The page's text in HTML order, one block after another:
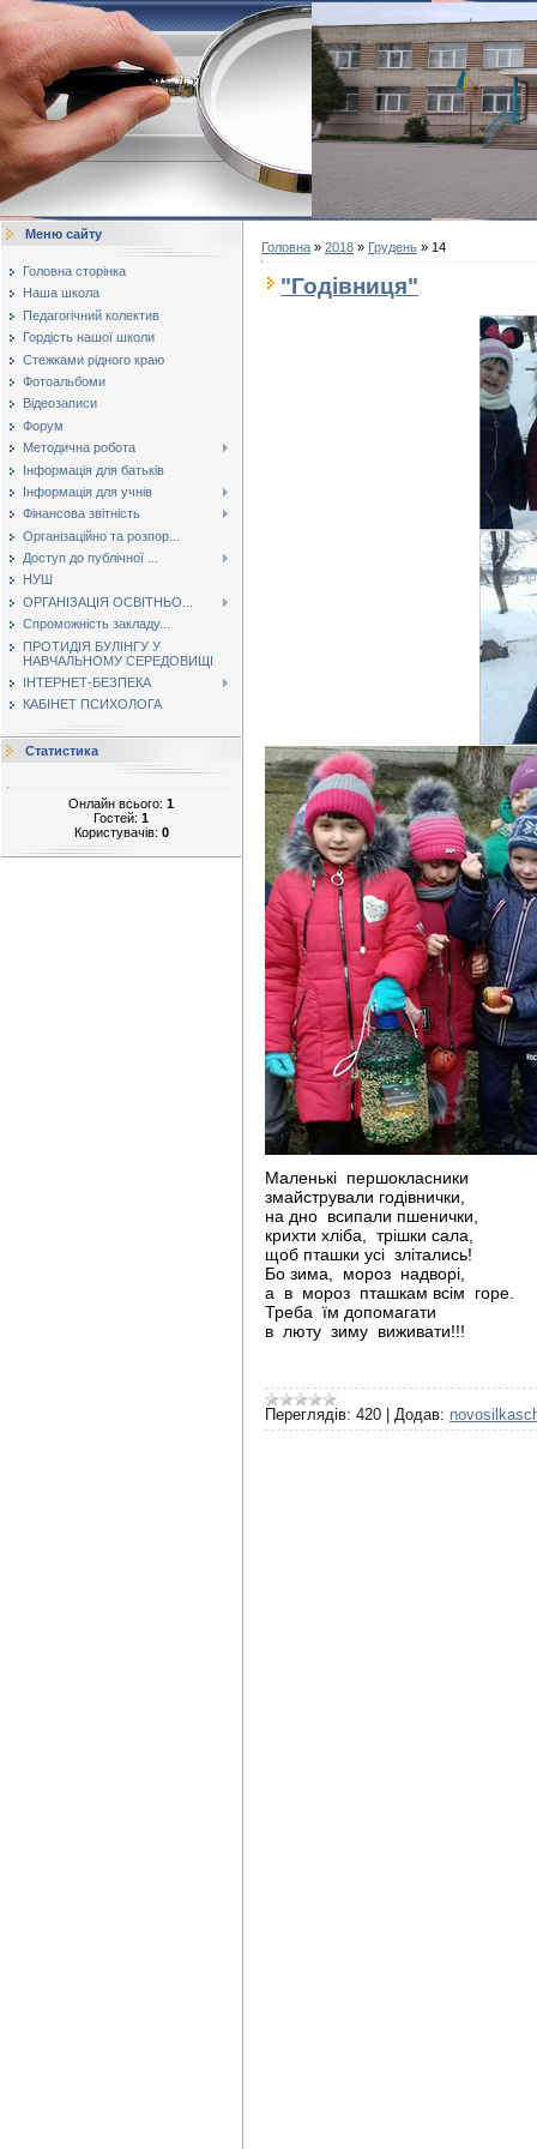
Меню сайту
Головна сторінка
Наша школа
Педагогічний колектив
Гордість нашої школи
Стежками рідного краю
Фотоальбоми
Відеозаписи
Форум
Методична робота
Інформація для батьків
Інформація для учнів
Фінансова звітність
Організаційно та розпор...
Доступ до публічної ...
НУШ
ОРГАНІЗАЦІЯ ОСВІТНЬО...
Спроможність закладу...
ПРОТИДІЯ БУЛІНГУ У
НАВЧАЛЬНОМУ СЕРЕДОВИЩІ
ІНТЕРНЕТ-БЕЗПЕКА
КАБІНЕТ ПСИХОЛОГА
Статистика
Онлайн всього: 1
Гостей: 1
Користувачів: 0
Головна » 2018 » Грудень » 14
"Годівниця"
Маленькі першокласники
змайстрували годівнички,
на дно всипали пшенички,
крихти хліба, трішки сала,
щоб пташки усі злітались!
Бо зима, мороз надворі,
а в мороз пташкам всім горе.
Треба їм допомагати
в люту зиму виживати!!!
Переглядів: 420 Додав: